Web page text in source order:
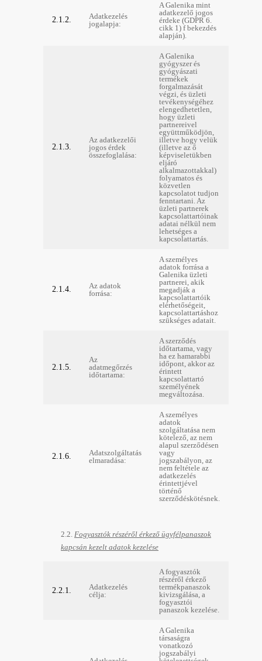
2.1.2.
Adatkezelés
jogalapja:
A Galenika mint
adatkezelő jogos
érdeke (GDPR 6.
cikk 1) f bekezdés
alapján).
2.1.3.
Az adatkezelői
jogos érdek
összefoglalása:
A Galenika
gyógyszer és
gyógyászati
termékek
forgalmazását
végzi, és üzleti
tevékenységéhez
elengedhetetlen,
hogy üzleti
partnereivel
együttműködjön,
illetve hogy velük
(illetve az ő
képviseletükben
eljáró
alkalmazottakkal)
folyamatos és
közvetlen
kapcsolatot tudjon
fenntartani. Az
üzleti partnerek
kapcsolattartóinak
adatai nélkül nem
lehetséges a
kapcsolattartás.
2.1.4.
Az adatok
forrása:
A személyes
adatok forrása a
Galenika üzleti
partnerei, akik
megadják a
kapcsolattartóik
elérhetőségeit,
kapcsolattartáshoz
szükséges adatait.
2.1.5.
Az
adatmegőrzés
időtartama:
A szerződés
időtartama, vagy
ha ez hamarabbi
időpont, akkor az
érintett
kapcsolattartó
személyének
megváltozása.
2.1.6.
Adatszolgáltatás
elmaradása:
A személyes
adatok
szolgáltatása nem
kötelező, az nem
alapul szerződésen
vagy
jogszabályon, az
nem feltétele az
adatkezelés
érintettjével
történő
szerződéskötésnek.
2.2. Fogyasztók részéről érkező ügyfélpanaszok
kapcsán kezelt adatok kezelése
2.2.1.
Adatkezelés
célja:
A fogyasztók
részéről érkező
termékpanaszok
kivizsgálása, a
fogyasztói
panaszok kezelése.
A Galenika
társaságra
vonatkozó
jogszabályi